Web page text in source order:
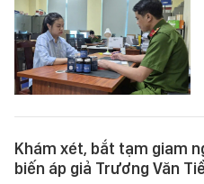
Khám xét, bắt tạm giam
biến áp giả Trương Văn